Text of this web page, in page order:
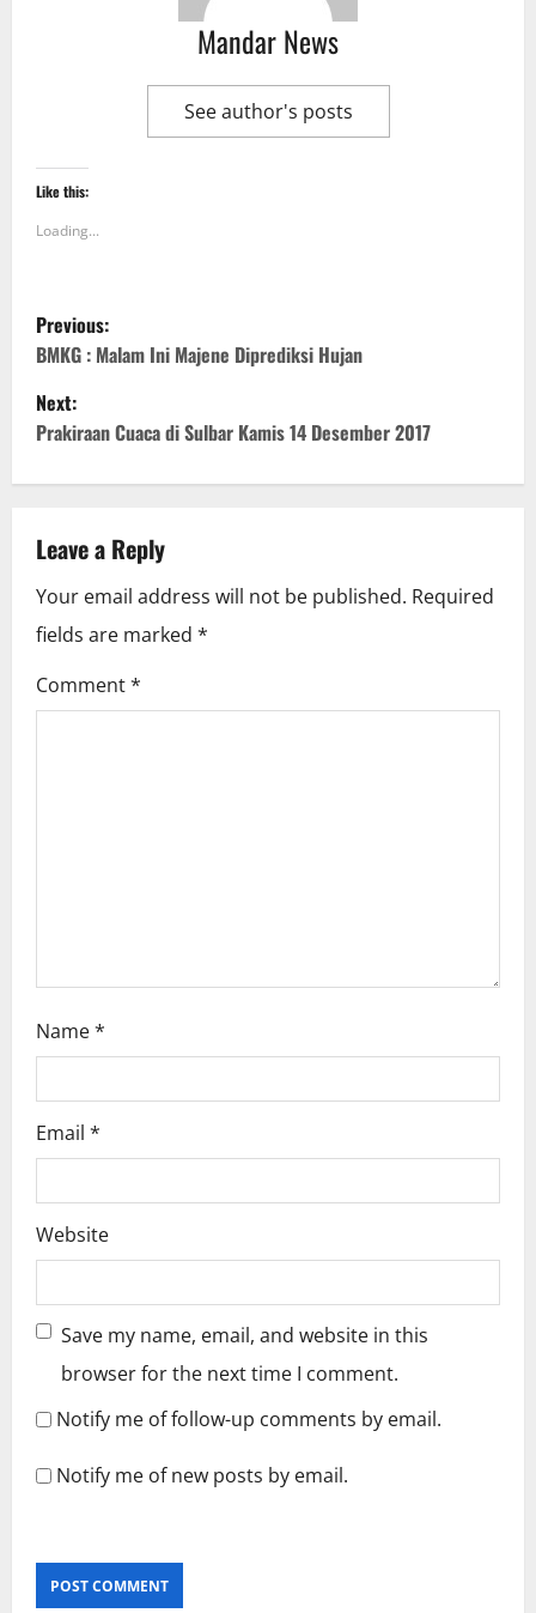
Mandar News
See author's posts
Like this:
Loading...
P
o
s
a
v
i
g
Previous:
BMKG : Malam Ini Majene Diprediksi Hujan
Next:
Prakiraan Cuaca di Sulbar Kamis 14 Desember 2017
Leave a Reply
Your email address will not be published. Required
fields are marked *
Comment*
Name*
Email *
Website
Save my name, email, and website in this
browser for the next time I comment.
Notify me of follow-up comments by email.
Notify me of new posts by email.